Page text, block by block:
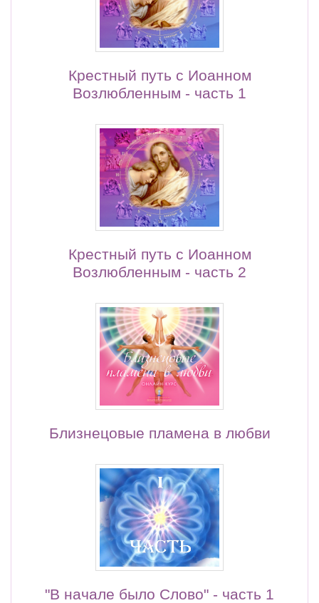
Крестный путь с Иоанном
Возлюбленным - часть 1
Крестный путь с Иоанном
Возлюбленным - часть 2
Близнецовые пламена в любви
"В начале было Слово" - часть 1